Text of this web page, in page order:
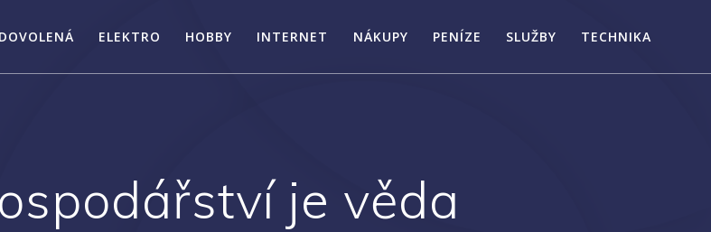
DOVOLENÁ ELEKTRO HOBBY INTERNET NÁKUPY PENÍZE SLUŽBY TECHNIKA
je věda